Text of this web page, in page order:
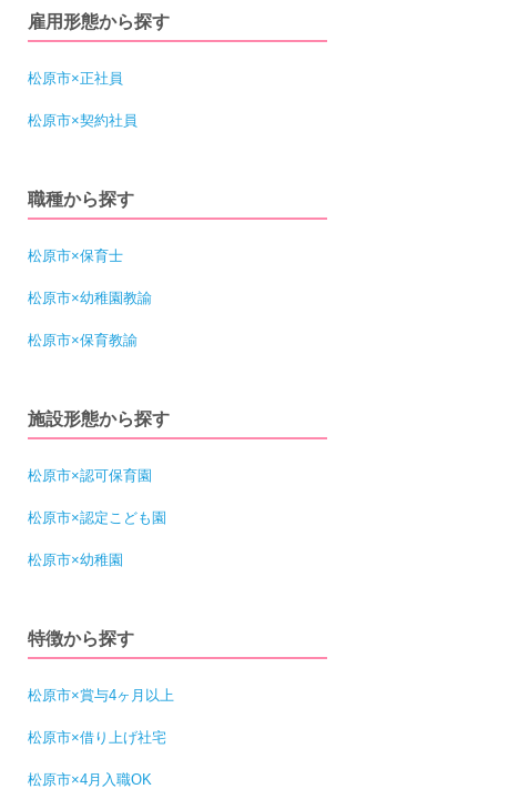
雇用形態から探す
松原市×正社員
松原市×契約社員
職種から探す
松原市×保育士
松原市×幼稚園教諭
松原市×保育教諭
施設形態から探す
松原市×認可保育園
松原市×認定こども園
松原市×幼稚園
特徴から探す
松原市×賞与4ヶ月以上
松原市×借り上げ社宅
松原市×4月入職OK